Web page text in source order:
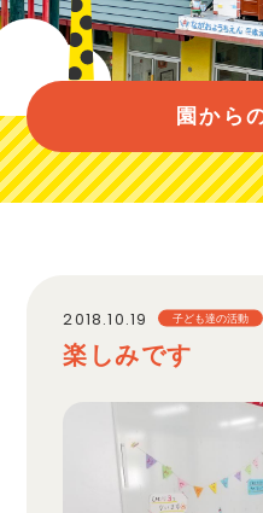
園のようす
バス経路
プライバシーポリ
園から
2018.10.19 子ども達の活動
楽しみです